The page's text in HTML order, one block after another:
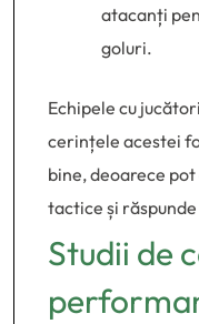
atacanți
goluri.
Echipele cu
cerințele acestei
bine, deoarece
tactice și
Studii de